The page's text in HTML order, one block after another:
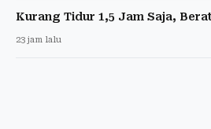
Kurang Tidur 1,5 Jam Saja,
23 jam lalu